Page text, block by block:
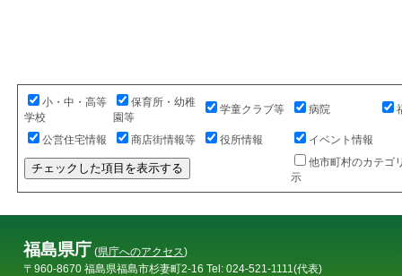
小・中・高等
学校
保育所・幼稚
園等
学童クラブ等 病院
公営住宅情報 商店街情報等 役所情報 イベント情報
チェックした項目を表示する
他市町村のカテゴ
示
福島県庁 (県庁へのアクセス)
〒960-8670 福島県福島市杉妻町2-16 Tel: 024-521-1111(代表)